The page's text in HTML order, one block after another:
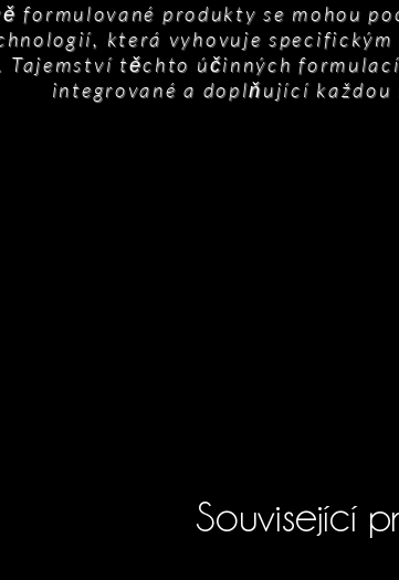
formulované produkty se mohou
která vyhovuje
Tajemství těchto účinných
integrované a doplňující každou
Související